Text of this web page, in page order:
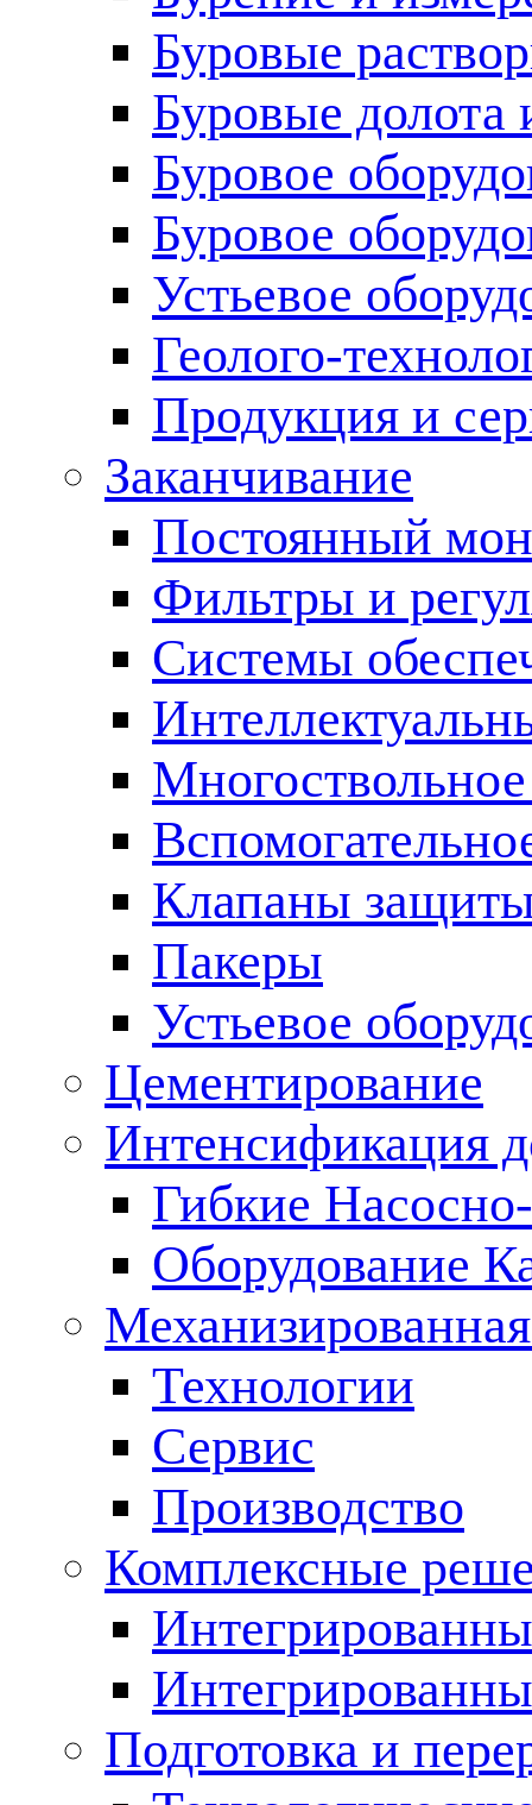
Буровые
Буровые долота
Буровое
Буровое
Устьевое
Геолого-
Продукция и
Заканчивание
Постоянный
Фильтры и
Cистемы
Клапаны
Пакеры
Устьевое
Цементирование
Интенсификация
Гибкие
Оборудование
Технологии
Сервис
Производство
Комплексные
Подготовка и